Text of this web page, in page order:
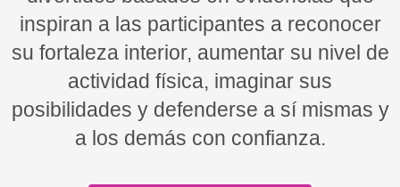
inspiran a las participantes a reconocer
su fortaleza interior, aumentar su nivel de
actividad física, imaginar sus
posibilidades y defenderse a sí mismas y
a los demás con confianza.